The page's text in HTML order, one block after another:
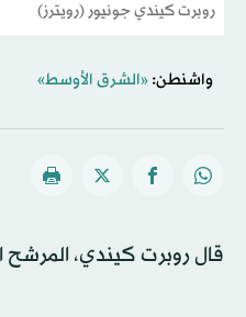
روبرت كيندي جونيور (رويترز)
واشنطن: «الشرق الأوسط»
قال روبرت كيندي،